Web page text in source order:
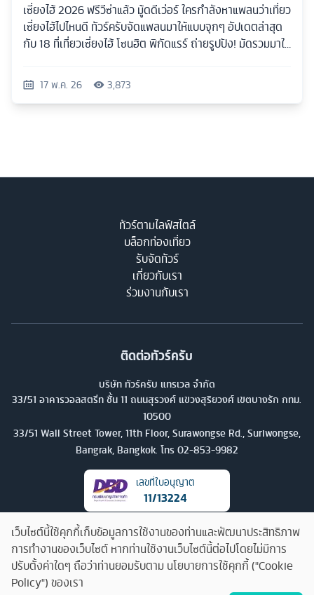
เซี่ยงไฮ้ 2026 ฟรีวีซ่าแล้ว มู้ดดีเว่อร์ ใครกำลังหาแพลนว่าเที่ยว
เซี่ยงไฮ้ไปไหนดี ทัวร์ครับจัดแพลนมาให้แบบจุกๆ อัปเดตล่าสุด
กับ 18 ที่เที่ยวเซี่ยงไฮ้ โซนฮิต พิกัดแรร์ ถ่ายรูปปัง! มัดรวมมาให้
17 พ.ค. 26 3,873
ทัวร์ตามไลฟ์สไตล์
บล็อกท่องเที่ยว
รับจัดทัวร์
เกี่ยวกับเรา
ร่วมงานกับเรา
ติดต่อทัวร์ครับ
บริษัท ทัวร์ครับ แทรเวล จำกัด
33/51 อาคารวอลสตรีท ชั้น 11 ถนนสุรวงศ์ แขวงสุริยวงศ์ เขตบางรัก กทม.
10500
33/51 Wall Street Tower, 11th Floor, Surawongse Rd., Suriwongse,
Bangrak, Bangkok. โทร 02-853-9982
เลขที่ใบอนุญาต
11/13224
เว็บไซต์นี้ใช้คุกกี้เก็บข้อมูลการใช้งานของท่านและพัฒนาประสิทธิภาพ
การทำงานของเว็บไซต์ หากท่านใช้งานเว็บไซต์นี้ต่อไปโดยไม่มีการ
ปรับตั้งค่าใดๆ ถือว่าท่านยอมรับตาม นโยบายการใช้คุกกี้ ("Cookie
Policy") ของเรา